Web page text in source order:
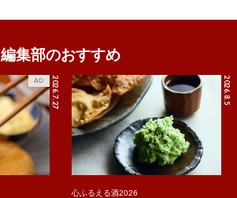
編集部のおすすめ
2026.7.27
AD 2026.8.5
心ふるえる酒2026